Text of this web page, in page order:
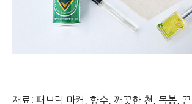
재료: 패브릭 마커, 향수, 깨끗한 천, 목봉, 끈